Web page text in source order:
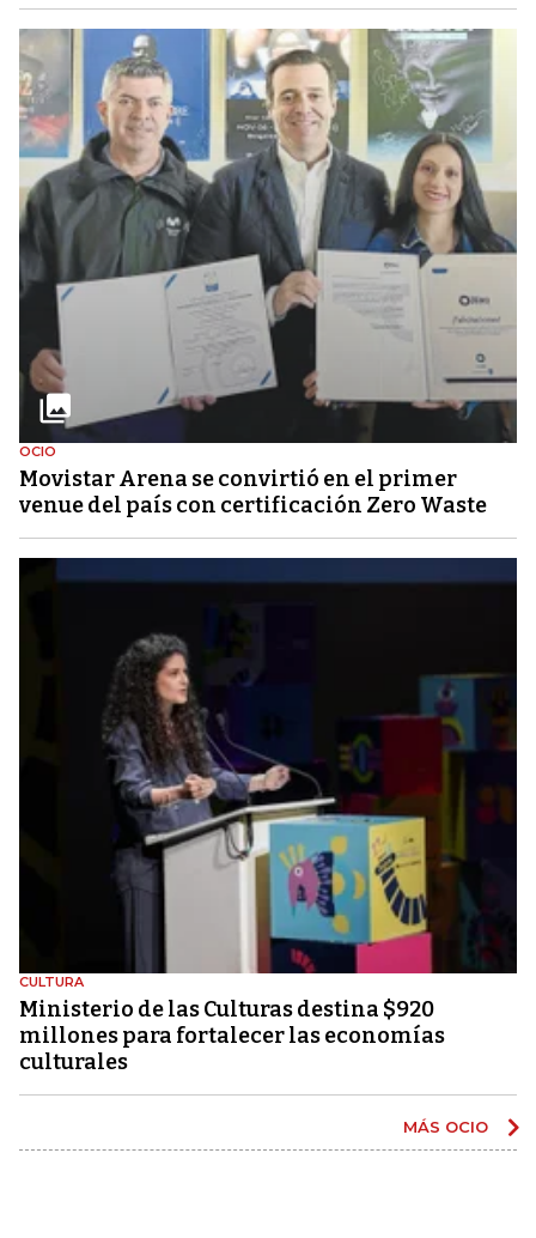
OCIO
Movistar Arena se convirtió en el primer
venue del país con certificación Zero Waste
CULTURA
Ministerio de las Culturas destina $920
millones para fortalecer las economías
culturales
MÁS OCIO